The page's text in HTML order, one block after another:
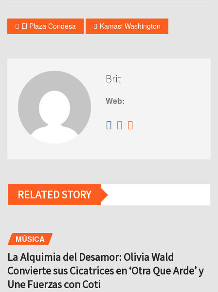
El Plaza Condesa Kamasi Washington
Brit
Web:
RELATED STORY
MÚSICA
La Alquimia del Desamor: Olivia Wald
Convierte sus Cicatrices en ‘Otra Que Arde’ y
Une Fuerzas con Coti